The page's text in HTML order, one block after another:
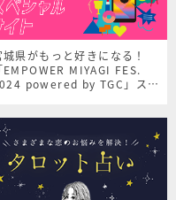
城県がもっと好きになる！
EMPOWER MIYAGI FES.
powered by TGC」スペ